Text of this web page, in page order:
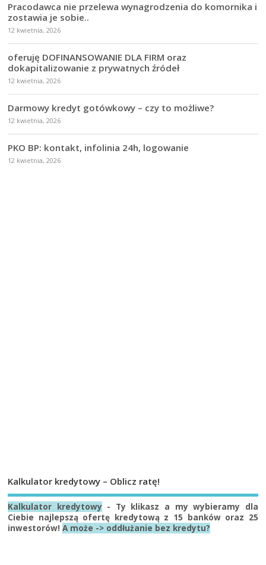
Pracodawca nie przelewa wynagrodzenia do komornika i
zostawia je sobie..
12 kwietnia, 2026
oferuję DOFINANSOWANIE DLA FIRM oraz
dokapitalizowanie z prywatnych źródeł
12 kwietnia, 2026
Darmowy kredyt gotówkowy – czy to możliwe?
12 kwietnia, 2026
PKO BP: kontakt, infolinia 24h, logowanie
12 kwietnia, 2026
Kalkulator kredytowy – Oblicz ratę!
Kalkulator kredytowy - Ty klikasz a my wybieramy dla
Ciebie najlepszą ofertę kredytową z 15 banków oraz 25
inwestorów!A może -> oddłużanie bez kredytu?